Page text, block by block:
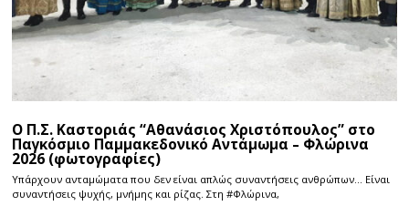
Ο Π.Σ. Καστοριάς “Αθανάσιος Χριστόπουλος” στο
Παγκόσμιο Παμμακεδονικό Αντάμωμα – Φλώρινα
2026 (φωτογραφίες)
Υπάρχουν ανταμώματα που δεν είναι απλώς συναντήσεις ανθρώπων… Είναι
συναντήσεις ψυχής, μνήμης και ρίζας. Στη #Φλώρινα,